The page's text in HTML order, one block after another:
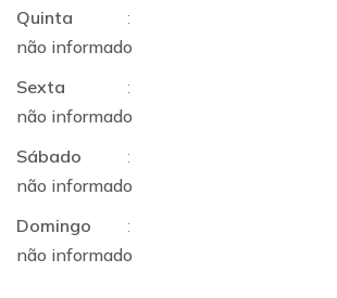
Quinta
:
não informado
Sexta
:
não informado
Sábado
:
não informado
Domingo
:
não informado